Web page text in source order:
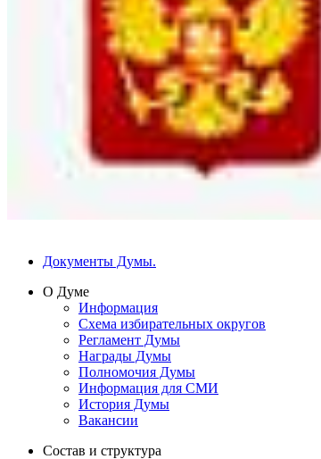
Документы Думы.
О Думе
Информация
Схема избирательных округов
Регламент Думы
Награды Думы
Полномочия Думы
Информация для СМИ
История Думы
Вакансии
Состав и структура